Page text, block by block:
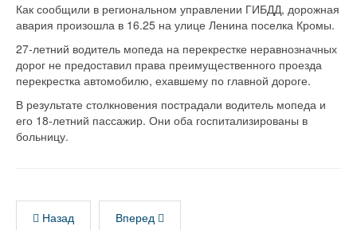
Как сообщили в региональном управлении ГИБДД, дорожная
авария произошла в 16.25 на улице Ленина поселка Кромы.
27-летний водитель мопеда на перекрестке неравнозначных
дорог не предоставил права преимущественного проезда
перекрестка автомобилю, ехавшему по главной дороге.
В результате столкновения пострадали водитель мопеда и
его 18-летний пассажир. Они оба госпитализированы в
больницу.
Назад Вперед